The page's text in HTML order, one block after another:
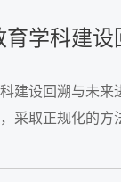
育学科建
建设回溯与未
采取正规化的